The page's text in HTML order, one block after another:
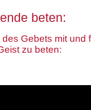
beten:
Gebets mit
zu beten: